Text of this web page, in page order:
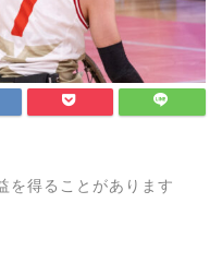
を得ることがあります